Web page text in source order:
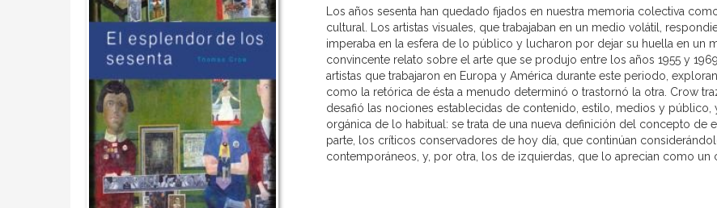
Los años sesenta han quedado fijados en nuestra memoria colectiva
cultural. Los artistas visuales, que trabajaban en un medio volátil,
imperaba en la esfera de lo público y lucharon por dejar su huella en un
convincente relato sobre el arte que se produjo entre los años 1955 y
artistas que trabajaron en Europa y América durante este periodo,
como la retórica de ésta a menudo determinó o trastornó la otra. Crow
desafió las nociones establecidas de contenido, estilo, medios y
orgánica de lo habitual: se trata de una nueva definición del concepto
parte, los críticos conservadores de hoy día, que continúan
contemporáneos, y, por otra, los de izquierdas, que lo aprecian como